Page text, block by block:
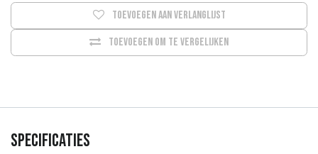
Toevoegen om te vergelijken
Toevoegen aan verlanglijst
Specificaties